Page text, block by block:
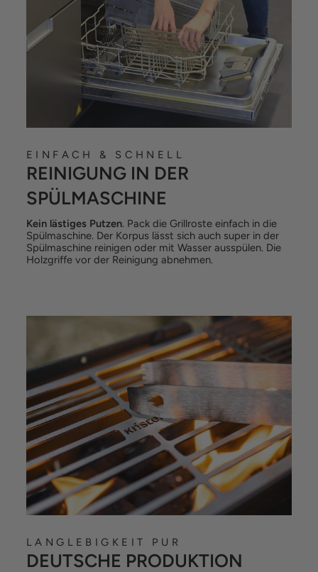
EINFACH & SCHNELL
REINIGUNG IN DER
SPÜLMASCHINE
Kein lästiges Putzen. Pack die Grillroste einfach in die
Spülmaschine. Der Korpus lässt sich auch super in der
Spülmaschine reinigen oder mit Wasser ausspülen. Die
Holzgriffe vor der Reinigung abnehmen.
LANGLEBIGKEIT PUR
DEUTSCHE PRODUKTION